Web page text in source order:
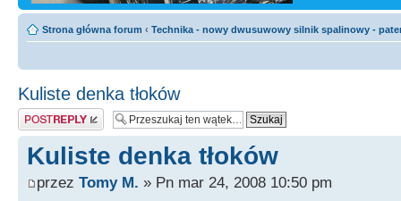
Strona główna forum ‹ Technika - nowy dwusuwowy silnik spalinowy -
Kuliste denka tłoków
Odpowiedz
Kuliste denka tłoków
przez Tomy M. » Pn mar 24, 2008 10:50 pm